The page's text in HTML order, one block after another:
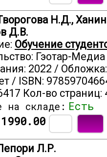
Н.Д.,
Д.В.
Обучение
Гэотар-Медиа
2022 /
/ ISBN:
Кол-во страниц:
на складе: Есть
1990.00
Л.Р.